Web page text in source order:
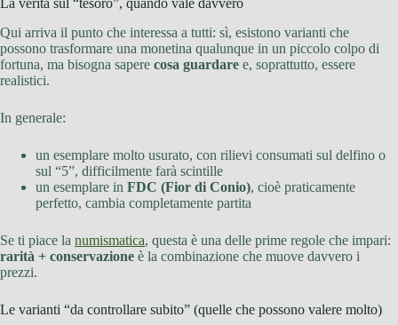
Qui arriva il punto che interessa a tutti: sì, esistono varianti che
possono trasformare una monetina qualunque in un piccolo colpo di
fortuna, ma bisogna sapere cosa guardare e, soprattutto, essere
realistici.
In generale:
un esemplare molto usurato, con rilievi consumati sul delfino o
sul “5”, difficilmente farà scintille
un esemplare in FDC (Fior di Conio), cioè praticamente
perfetto, cambia completamente partita
Se ti piace la numismatica, questa è una delle prime regole che impari:
rarità + conservazione è la combinazione che muove davvero i
prezzi.
Le varianti “da controllare subito” (quelle che possono valere molto)